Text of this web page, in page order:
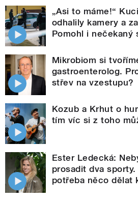
„Asi to máme!“
odhalily kamery a
Pomohl i nečekaný
Mikrobiom si
gastroenterolog.
střev na vzestupu?
Kozub a Krhut o
tím víc si z toho
Ester Ledecká:
prosadit dva
potřeba něco dělat